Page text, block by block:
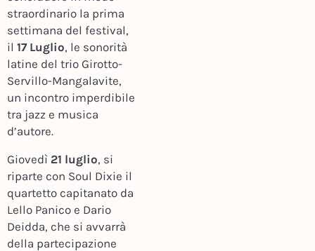
straordinario la prima
settimana del festival,
il 17 Luglio, le sonorità
latine del trio Girotto-
Servillo-Mangalavite,
un incontro imperdibile
tra jazz e musica
d’autore.
Giovedì 21 luglio, si
riparte con Soul Dixie il
quartetto capitanato da
Lello Panico e Dario
Deidda, che si avvarrà
della partecipazione